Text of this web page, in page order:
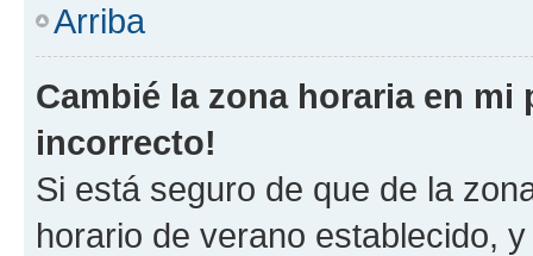
Arriba
Cambié la zona horaria en
incorrecto!
Si está seguro de que de la
horario de verano establecido,